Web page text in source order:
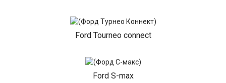
Ford Tourneo connect
Ford S-max